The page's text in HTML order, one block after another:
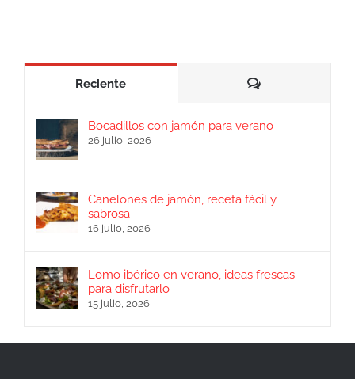
Reciente Comentarios
Bocadillos con jamón para verano
26 julio, 2026
Canelones de jamón, receta fácil y
sabrosa
16 julio, 2026
Lomo ibérico en verano, ideas frescas
para disfrutarlo
15 julio, 2026